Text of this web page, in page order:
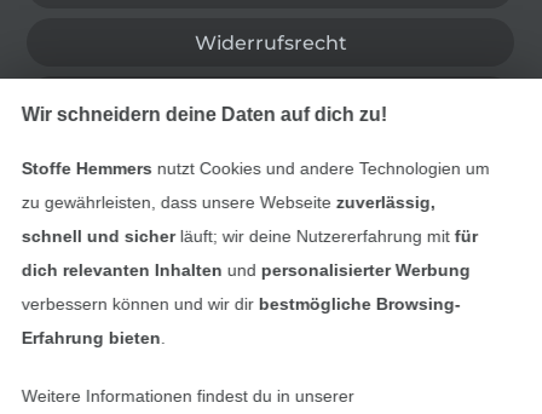
Widerrufsrecht
Kontakt
Bestellung widerrufen
Finde mehr Inspiration
Wir schneidern deine Daten auf dich zu!
Stoffe Hemmers nutzt Cookies und andere Technologien um
zu gewährleisten, dass unsere Webseite zuverlässig,
schnell und sicherläuft; wir deine Nutzererfahrung mitfür
dich relevanten Inhalten und personalisierter Werbung
verbessern können und wir dir bestmögliche Browsing-
Erfahrung bieten
Weitere Informationen findest du in unserer